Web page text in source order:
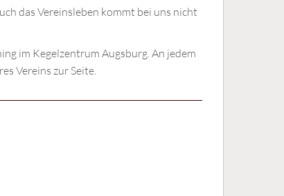
das Vereinsleben kommt bei uns nicht
im Kegelzentrum Augsburg. An jedem
Vereins zur Seite.